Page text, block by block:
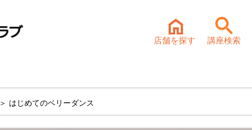
店舗を探す 講座検索
＞ はじめてのベリーダンス